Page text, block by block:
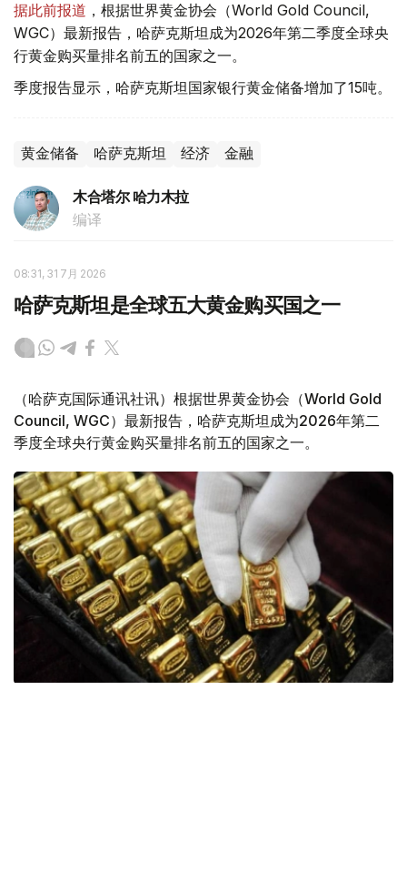
据此前报道 ，根据世界黄金协会（World Gold Council,
WGC）最新报告，哈萨克斯坦成为2026年第二季度全球央
行黄金购买量排名前五的国家之一。
季度报告显示，哈萨克斯坦国家银行黄金储备增加了15吨。
黄金储备 哈萨克斯坦 经济 金融
木合塔尔 哈力木拉
编译
08:31, 31 7月 2026
哈萨克斯坦是全球五大黄金购买国之一
（哈萨克国际通讯社讯）根据世界黄金协会（World Gold
Council, WGC）最新报告，哈萨克斯坦成为2026年第二
季度全球央行黄金购买量排名前五的国家之一。